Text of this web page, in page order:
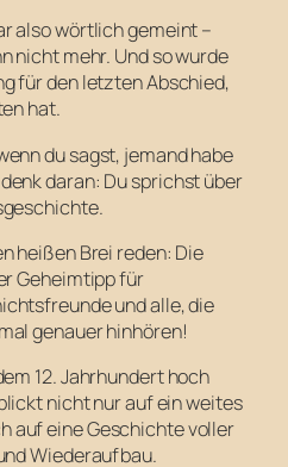
also wörtlich gemeint –
nicht mehr. Und so wurde
für den letzten Abschied,
hat.
du sagst, jemand habe
daran: Du sprichst über
heißen Brei reden: Die
Geheimtipp für
und alle, die
genauer hinhören!
12. Jahrhundert hoch
nicht nur auf ein weites
auf eine Geschichte voller
Wiederaufbau.